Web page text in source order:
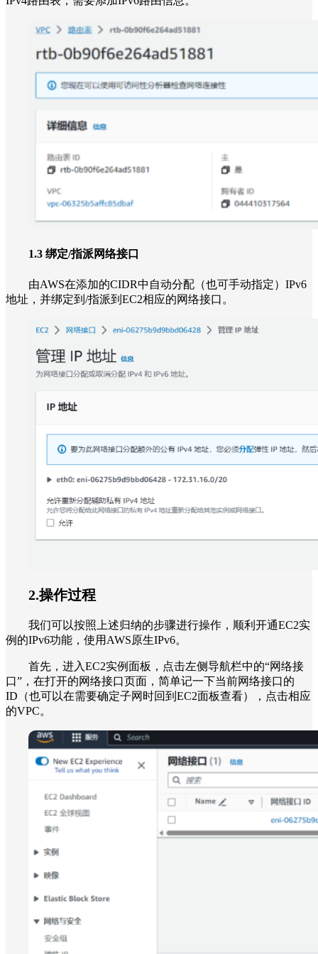
1.3 绑定/指派网络接口
由AWS在添加的CIDR中自动分配（也可手动指定）IPv6
地址，并绑定到/指派到EC2相应的网络接口。
2.操作过程
我们可以按照上述归纳的步骤进行操作，顺利开通EC2实
例的IPv6功能，使用AWS原生IPv6。
首先，进入EC2实例面板，点击左侧导航栏中的“网络接
口”，在打开的网络接口页面，简单记一下当前网络接口的
ID（也可以在需要确定子网时回到EC2面板查看），点击相应
的VPC。